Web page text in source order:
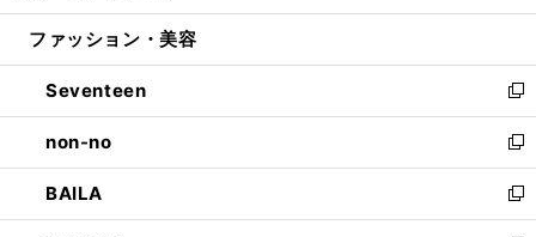
開
ウ
開
く
ン
ウ
で
開
く
ウ
ン
ド
ウ
で
開
く
ファッション・美容
Seventeen
新
し
い
ウ
ィ
ン
non-no
新
し
い
ウ
BAILA
新
し